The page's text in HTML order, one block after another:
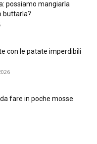
possiamo mangiarla
buttarla?
con le patate imperdibili
fare in poche mosse